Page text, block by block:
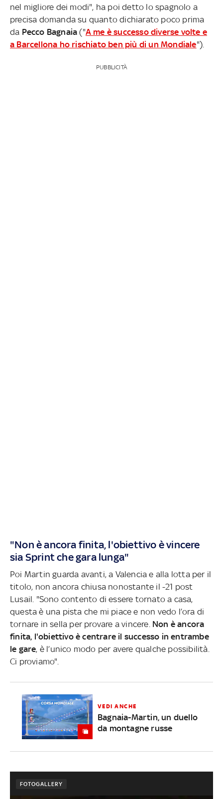
nel migliore dei modi", ha poi detto lo spagnolo a
precisa domanda su quanto dichiarato poco prima
da Pecco Bagnaia ("A me è successo diverse volte e
a Barcellona ho rischiato ben più di un Mondiale").
PUBBLICITÀ
"Non è ancora finita, l'obiettivo è vincere
sia Sprint che gara lunga"
Poi Martin guarda avanti, a Valencia e alla lotta per il
titolo, non ancora chiusa nonostante il -21 post
Lusail. "Sono contento di essere tornato a casa,
questa è una pista che mi piace e non vedo l’ora di
tornare in sella per provare a vincere. Non è ancora
finita, l'obiettivo è centrare il successo in entrambe
le gare, è l’unico modo per avere qualche possibilità.
Ci proviamo".
VEDI ANCHE
Bagnaia-Martin, un duello
da montagne russe
FOTOGALLERY